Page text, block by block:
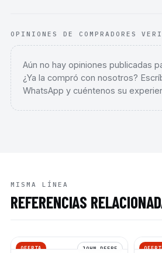
OPINIONES DE COMPRADORES
Aún no hay opiniones publicadas
¿Ya la compró con nosotros?
WhatsApp y cuéntenos su
MISMA LÍNEA
REFERENCIAS
OFERTA JOHN DEERE